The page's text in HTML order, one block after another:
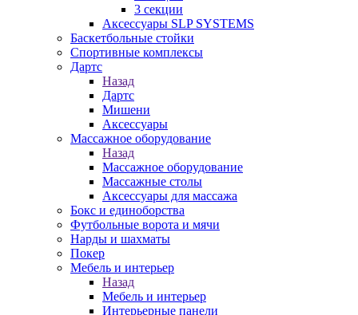
3 секции
Аксессуары SLP SYSTEMS
Баскетбольные стойки
Спортивные комплексы
Дартс
Назад
Дартс
Мишени
Аксессуары
Массажное оборудование
Назад
Массажное оборудование
Массажные столы
Аксессуары для массажа
Бокс и единоборства
Футбольные ворота и мячи
Нарды и шахматы
Покер
Мебель и интерьер
Назад
Мебель и интерьер
Интерьерные панели